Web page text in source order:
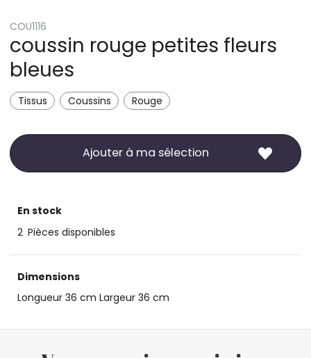
COU1116
coussin rouge petites fleurs
bleues
Tissus Coussins Rouge
Ajouter à ma sélection
En stock
2 Pièces disponibles
Dimensions
Longueur 36 cm Largeur 36 cm